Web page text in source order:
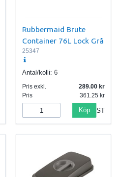
Rubbermaid Brute
Container 76L Lock Grå
25347
Antal/kolli: 6
Pris exkl.
289.00
Pris
361.25
Köp ST